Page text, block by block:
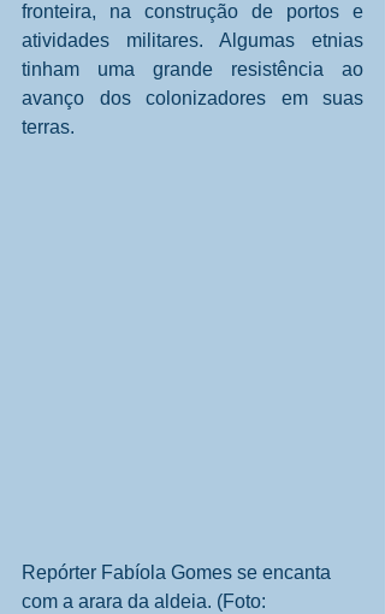
fronteira, na construção de portos e
atividades militares. Algumas etnias
tinham uma grande resistência ao
avanço dos colonizadores em suas
terras.
Repórter Fabíola Gomes se encanta
com a arara da aldeia. (Foto: